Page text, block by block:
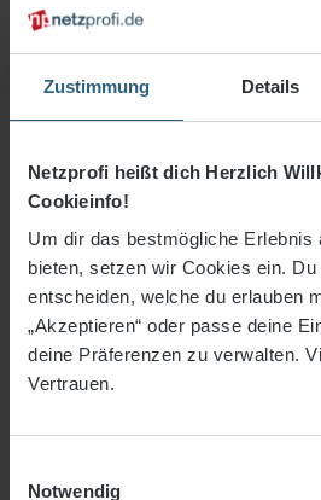
Zustimmung Details
Netzprofi heißt dich Herzlich
Cookieinfo!
Um dir das bestmögliche Erlebnis
bieten, setzen wir Cookies ein.
entscheiden, welche du erlauben
„Akzeptieren“ oder passe deine
deine Präferenzen zu verwalten.
Vertrauen.
Notwendig
1,08 €*
3% Rabatt bei Vorkasse
Preise inkl. MwSt. zzgl.
Sofort verfügbar, Lieferzeit: 3-5